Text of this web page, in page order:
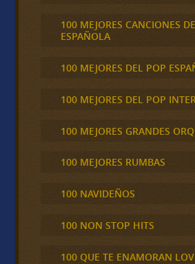
100 MEJORES CANCIONES
ESPAÑOLA
100 MEJORES DEL POP
100 MEJORES DEL POP
100 MEJORES GRANDES
100 MEJORES RUMBAS
100 NAVIDEÑOS
100 NON STOP HITS
100 QUE TE ENAMORAN